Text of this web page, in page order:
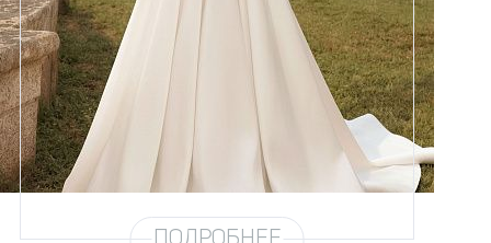
Размеры
42, 44, 46, 48, 50, 52, 54, 56,
58
Цвет
Силуэт
Юбка
Атлас плотный (6 метров)
Шлейф
Возможен